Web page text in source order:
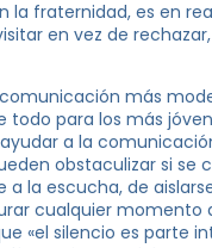
la fraternidad, es en
en vez de
más
todo para los más
a la
obstaculizar si se
a la escucha, de
cualquier momento
«el silencio es parte